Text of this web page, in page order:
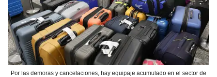
Por las demoras y cancelaciones, hay equipaje acumulado en el sector de